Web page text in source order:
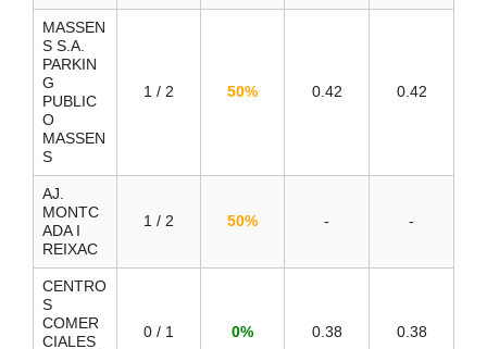
MASSEN
S S.A.
PARKIN
G
PUBLIC
O
MASSEN
S
1 / 2 50% 0.42 0.42
AJ.
MONTC
ADA I
REIXAC
1 / 2 50% - -
CENTRO
S
COMER
CIALES
0 / 1 0% 0.38 0.38